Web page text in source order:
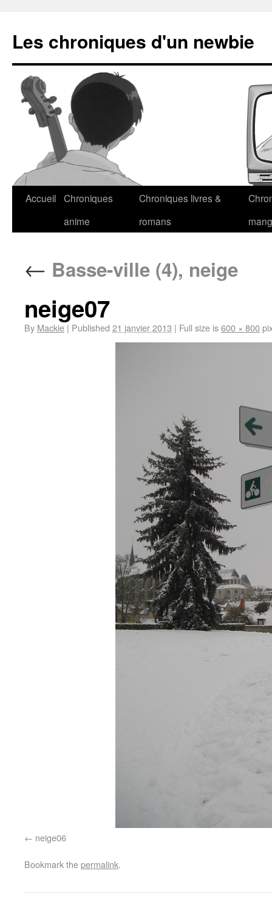
Les chroniques d'un newbie
Accueil Chroniques
anime
Chroniques livres &
romans
← Basse-ville (4), neige
neige07
By Mackie | Published 21 janvier 2013 | Full size is600 × 800
neige06
Bookmark thepermalink.